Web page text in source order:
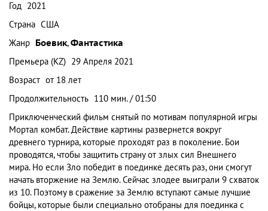
Год 2021
Страна США
Жанр Боевик,Фантастика
Премьера (KZ) 29 Апреля 2021
Возраст от 18 лет
Продолжительность 110 мин. / 01:50
Приключенческий фильм снятый по мотивам популярной игры
Мортал комбат. Действие картины развернется вокруг
древнего турнира, которые проходят раз в поколение. Бои
проводятся, чтобы защитить страну от злых сил Внешнего
мира. Но если Зло победит в поединке десять раз, они смогут
начать вторжение на Землю. Сейчас злодее выиграли 9 схваток
из 10. Поэтому в сражение за Землю вступают самые лучшие
бойцы, которые были специально отобраны для поединка с